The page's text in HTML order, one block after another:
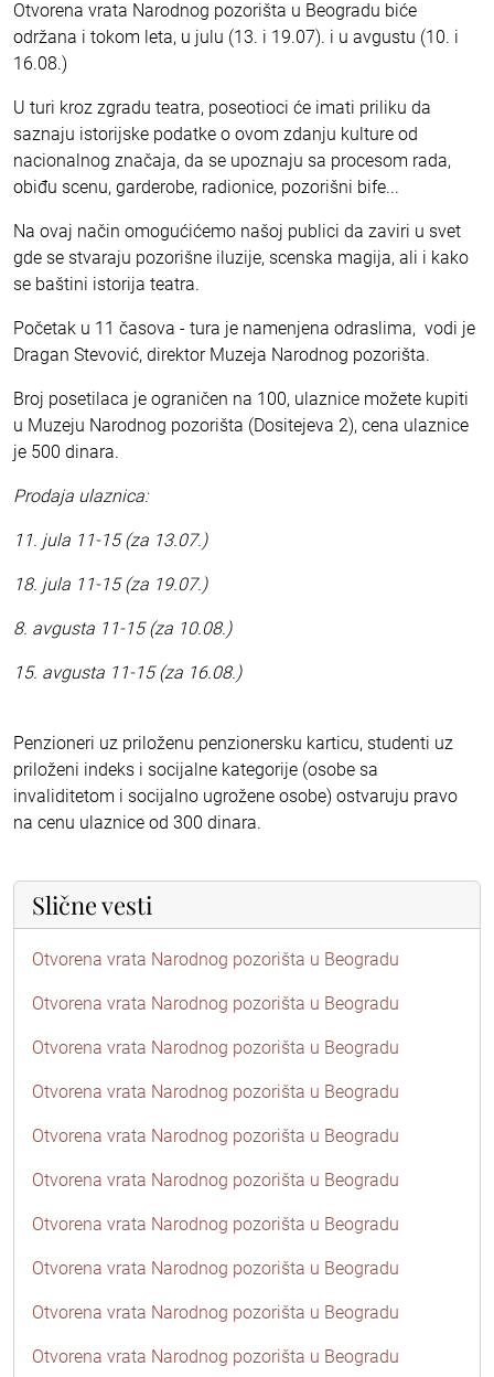
Otvorena vrata Narodnog pozorišta u Beogradu biće
održana i tokom leta, u julu (13. i 19.07). i u avgustu (10. i
16.08.)
U turi kroz zgradu teatra, poseotioci će imati priliku da
saznaju istorijske podatke o ovom zdanju kulture od
nacionalnog značaja, da se upoznaju sa procesom rada,
obiđu scenu, garderobe, radionice, pozorišni bife...
Na ovaj način omogućićemo našoj publici da zaviri u svet
gde se stvaraju pozorišne iluzije, scenska magija, ali i kako
se baštini istorija teatra.
Početak u 11 časova - tura je namenjena odraslima, vodi je
Dragan Stevović, direktor Muzeja Narodnog pozorišta.
Broj posetilaca je ograničen na 100, ulaznice možete kupiti
u Muzeju Narodnog pozorišta (Dositejeva 2), cena ulaznice
je 500 dinara.
Prodaja ulaznica:
11. jula 11-15 (za 13.07.)
18. jula 11-15 (za 19.07.)
8. avgusta 11-15 (za 10.08.)
15. avgusta 11-15 (za 16.08.)
Penzioneri uz priloženu penzionersku karticu, studenti uz
priloženi indeks i socijalne kategorije (osobe sa
invaliditetom i socijalno ugrožene osobe) ostvaruju pravo
na cenu ulaznice od 300 dinara.
Slične vesti
Otvorena vrata Narodnog pozorišta u Beogradu
Otvorena vrata Narodnog pozorišta u Beogradu
Otvorena vrata Narodnog pozorišta u Beogradu
Otvorena vrata Narodnog pozorišta u Beogradu
Otvorena vrata Narodnog pozorišta u Beogradu
Otvorena vrata Narodnog pozorišta u Beogradu
Otvorena vrata Narodnog pozorišta u Beogradu
Otvorena vrata Narodnog pozorišta u Beogradu
Otvorena vrata Narodnog pozorišta u Beogradu
Otvorena vrata Narodnog pozorišta u Beogradu